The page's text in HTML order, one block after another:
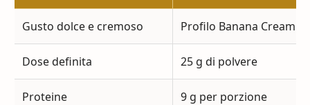
Gusto dolce e cremoso Profilo Banana Cream
Dose definita 25 g di polvere
Proteine 9 g per porzione